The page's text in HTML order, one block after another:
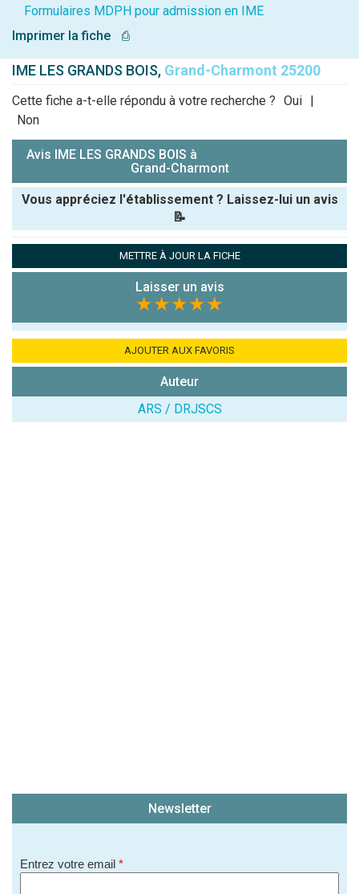
Formulaires MDPH pour admission en IME
Imprimer la fiche
⎙
IME LES GRANDS BOIS, Grand-Charmont 25200
Cette fiche a-t-elle répondu à votre recherche ? Oui |
Non
Avis IME LES GRANDS BOIS à
Grand-Charmont
Vous appréciez l'établissement ? Laissez-lui un avis
📝
Note que vous souhaitez attribuer :
Antispam -
7x4 (en
METTRE À JOUR LA FICHE
Laisser un avis
★★★★★
AJOUTER AUX FAVORIS
Auteur
ARS / DRJSCS
Newsletter
Entrez votre email *